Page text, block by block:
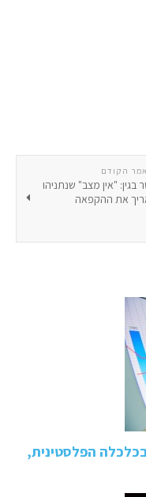
הקודם
בגין: "אין מצב" שנתניהו
את ההקפאה
הפלסטינית,